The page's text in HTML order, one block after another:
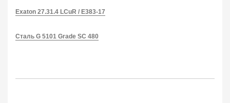
Exaton 27.31.4 LCuR / E383-17
Сталь G 5101 Grade SC 480